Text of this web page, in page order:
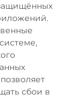
сбои в